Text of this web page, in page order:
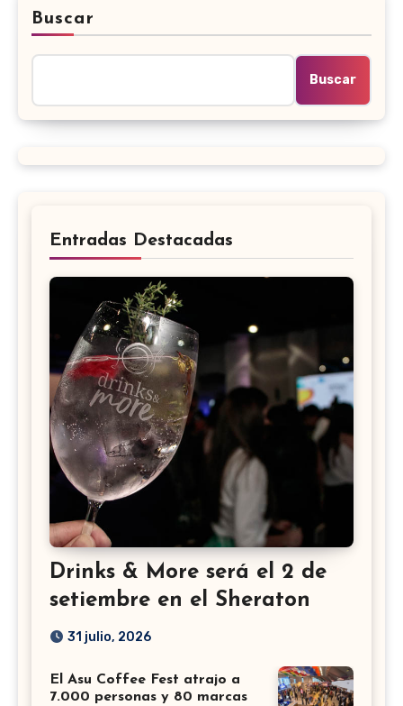
Buscar
Buscar
Entradas Destacadas
Drinks & More será el 2 de
setiembre en el Sheraton
31 julio, 2026
El Asu Coffee Fest atrajo a
7.000 personas y 80 marcas